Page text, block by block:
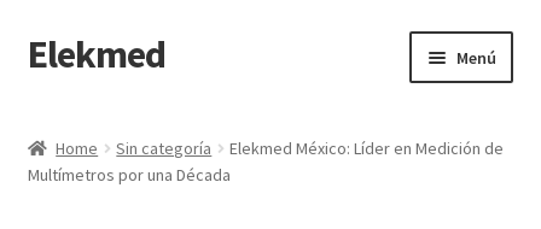
Saltar
a
Ir
al
Elekmed Menú
¿Por Qué Elegir a Elekmed México?
Home Sin categoría
Elekmed México: Líder en Medición de
Multímetros por una Década